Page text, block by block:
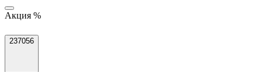
Акция %
237056